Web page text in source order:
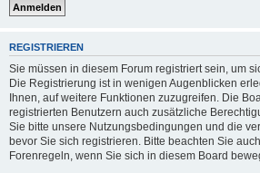
REGISTRIEREN
Sie müssen in diesem Forum registriert sein, um
Die Registrierung ist in wenigen Augenblicken
Ihnen, auf weitere Funktionen zuzugreifen. Die
registrierten Benutzern auch zusätzliche
Sie bitte unsere Nutzungsbedingungen und die
bevor Sie sich registrieren. Bitte beachten Sie
Forenregeln, wenn Sie sich in diesem Board